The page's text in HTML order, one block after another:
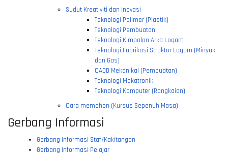
Sudut Kreativiti dan Inovasi
Teknologi Polimer (Plastik)
Teknologi Pembuatan
Teknologi Kimpalan Arka Logam
Teknologi Fabrikasi Struktur Logam (Minyak
dan Gas)
CADD Mekanikal (Pembuatan)
Teknologi Mekatronik
Teknologi Komputer (Rangkaian)
Cara memohon (Kursus Sepenuh Masa)
Gerbang Informasi
Gerbang Informasi Staf/Kakitangan
Gerbang Informasi Pelajar